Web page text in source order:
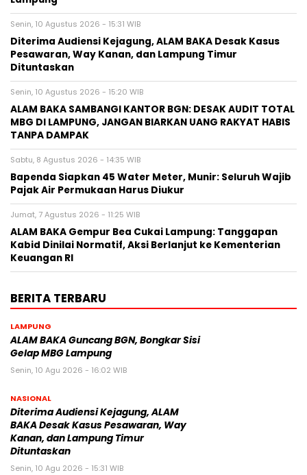
Senin, 10 Agustus 2026 - 15:31 WIB
Diterima Audiensi Kejagung, ALAM BAKA Desak Kasus
Pesawaran, Way Kanan, dan Lampung Timur
Dituntaskan
Senin, 10 Agustus 2026 - 15:20 WIB
ALAM BAKA SAMBANGI KANTOR BGN: DESAK AUDIT TOTAL
MBG DI LAMPUNG, JANGAN BIARKAN UANG RAKYAT HABIS
TANPA DAMPAK
Sabtu, 8 Agustus 2026 - 14:35 WIB
‎Bapenda Siapkan 45 Water Meter, Munir: Seluruh Wajib
Pajak Air Permukaan Harus Diukur
Jumat, 7 Agustus 2026 - 11:25 WIB
ALAM BAKA Gempur Bea Cukai Lampung: Tanggapan
Kabid Dinilai Normatif, Aksi Berlanjut ke Kementerian
Keuangan RI
BERITA TERBARU
LAMPUNG
ALAM BAKA Guncang BGN, Bongkar Sisi
Gelap MBG Lampung
Senin, 10 Agu 2026 - 16:02 WIB
NASIONAL
Diterima Audiensi Kejagung, ALAM
BAKA Desak Kasus Pesawaran, Way
Kanan, dan Lampung Timur
Dituntaskan
Senin, 10 Agu 2026 - 15:31 WIB